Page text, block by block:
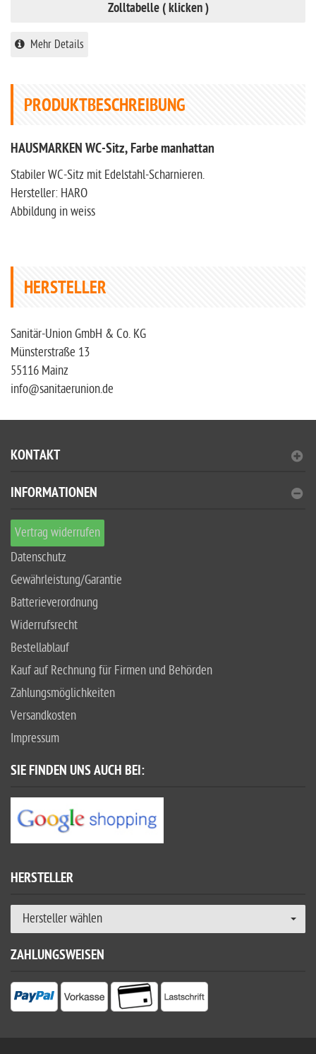
Zolltabelle ( klicken )
Mehr Details
PRODUKTBESCHREIBUNG
HAUSMARKEN WC-Sitz, Farbe manhattan
Stabiler WC-Sitz mit Edelstahl-Scharnieren.
Hersteller: HARO
Abbildung in weiss
HERSTELLER
Sanitär-Union GmbH & Co. KG
Münsterstraße 13
55116 Mainz
info@sanitaerunion.de
KONTAKT
INFORMATIONEN
Vertrag widerrufen
Datenschutz
Gewährleistung/Garantie
Batterieverordnung
Widerrufsrecht
Bestellablauf
Kauf auf Rechnung für Firmen und Behörden
Zahlungsmöglichkeiten
Versandkosten
Impressum
SIE FINDEN UNS AUCH BEI:
HERSTELLER
Hersteller wählen
ZAHLUNGSWEISEN